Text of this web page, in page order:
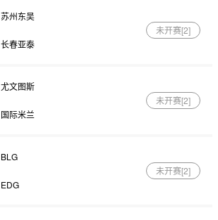
苏州东吴
长春亚泰
未开赛[2]
尤文图斯
国际米兰
未开赛[2]
BLG
EDG
未开赛[2]